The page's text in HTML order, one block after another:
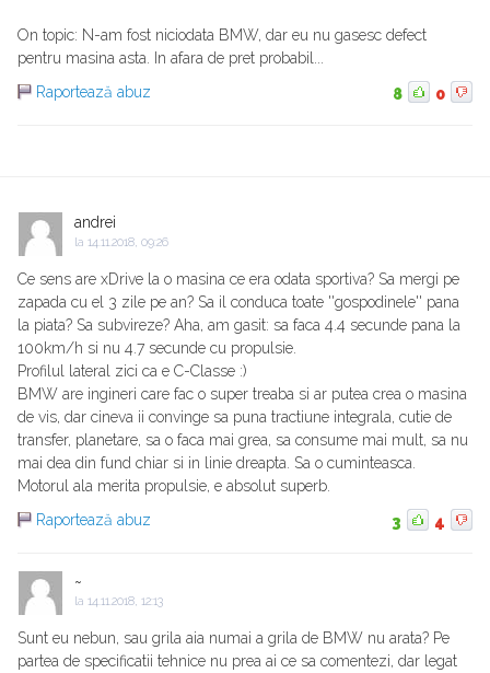
On topic: N-am fost niciodata BMW, dar eu nu gasesc defect
pentru masina asta. In afara de pret probabil...
Raportează abuz
8 0
andrei
la 14.11.2018, 09:26
Ce sens are xDrive la o masina ce era odata sportiva? Sa mergi pe
zapada cu el 3 zile pe an? Sa il conduca toate ''gospodinele'' pana
la piata? Sa subvireze? Aha, am gasit: sa faca 4.4 secunde pana la
100km/h si nu 4.7 secunde cu propulsie.
Profilul lateral zici ca e C-Classe :)
BMW are ingineri care fac o super treaba si ar putea crea o masina
de vis, dar cineva ii convinge sa puna tractiune integrala, cutie de
transfer, planetare, sa o faca mai grea, sa consume mai mult, sa nu
mai dea din fund chiar si in linie dreapta. Sa o cuminteasca.
Motorul ala merita propulsie, e absolut superb.
Raportează abuz
3 4
~
la 14.11.2018, 12:13
Sunt eu nebun, sau grila aia numai a grila de BMW nu arata? Pe
partea de specificatii tehnice nu prea ai ce sa comentezi, dar legat